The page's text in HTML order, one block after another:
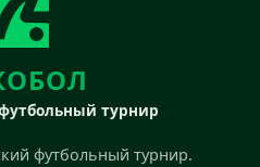
турнир
футбольный турнир.